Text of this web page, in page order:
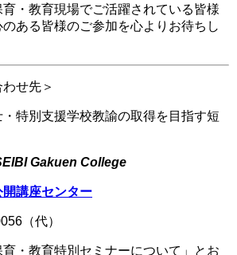
・教育現場でご活躍されている皆様
ある皆様のご参加を心よりお待ちし
せ先＞
特別支援学校教諭の取得を目指す短
Gakuen College
開講座センター
（代）
・教育特別セミナーについて」とお